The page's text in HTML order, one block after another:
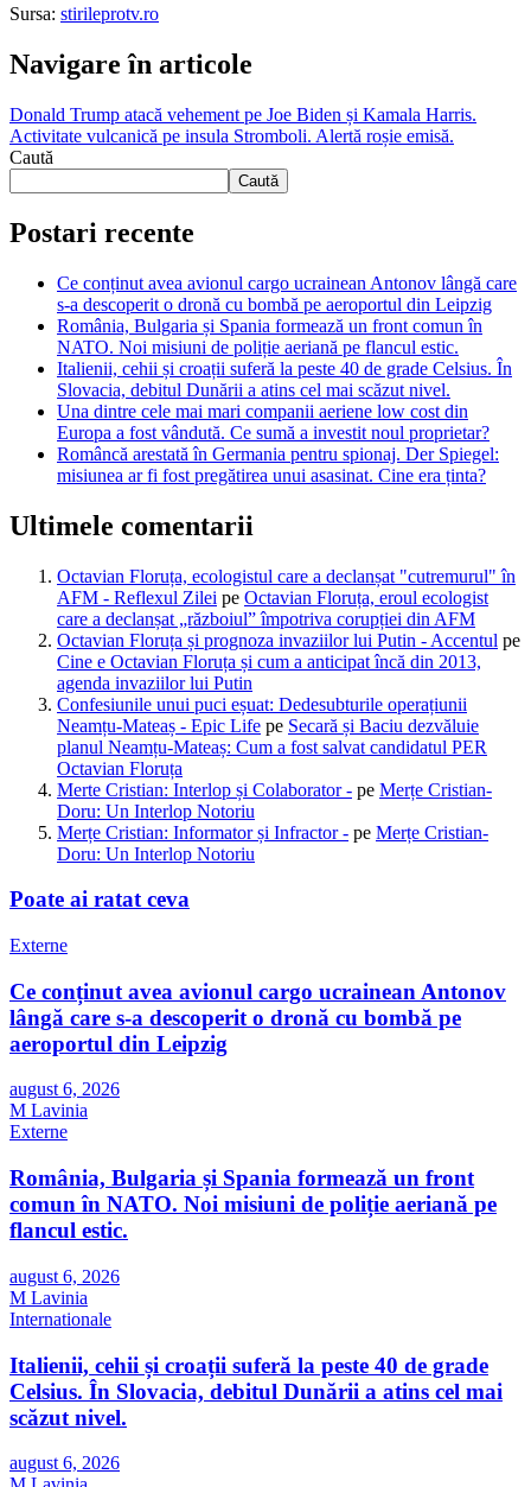
Sursa: stirileprotv.ro
Navigare în articole
Donald Trump atacă vehement pe Joe Biden și Kamala Harris.
Activitate vulcanică pe insula Stromboli. Alertă roșie emisă.
Caută
Caută
Postari recente
Ce conținut avea avionul cargo ucrainean Antonov lângă care
s-a descoperit o dronă cu bombă pe aeroportul din Leipzig
România, Bulgaria și Spania formează un front comun în
NATO. Noi misiuni de poliție aeriană pe flancul estic.
Italienii, cehii și croații suferă la peste 40 de grade Celsius. În
Slovacia, debitul Dunării a atins cel mai scăzut nivel.
Una dintre cele mai mari companii aeriene low cost din
Europa a fost vândută. Ce sumă a investit noul proprietar?
Româncă arestată în Germania pentru spionaj. Der Spiegel:
misiunea ar fi fost pregătirea unui asasinat. Cine era ținta?
Ultimele comentarii
Octavian Floruța, ecologistul care a declanșat "cutremurul" în
AFM - Reflexul Zilei pe Octavian Floruța, eroul ecologist
care a declanșat „războiul” împotriva corupției din AFM
Octavian Floruța și prognoza invaziilor lui Putin - Accentul pe
Cine e Octavian Floruța și cum a anticipat încă din 2013,
agenda invaziilor lui Putin
Confesiunile unui puci eșuat: Dedesubturile operațiunii
Neamțu-Mateaș - Epic Life pe Secară și Baciu dezvăluie
planul Neamțu-Mateaș: Cum a fost salvat candidatul PER
Octavian Floruța
Merte Cristian: Interlop și Colaborator - pe Merțe Cristian-
Doru: Un Interlop Notoriu
Merțe Cristian: Informator și Infractor - pe Merțe Cristian-
Doru: Un Interlop Notoriu
Poate ai ratat ceva
Externe
Ce conținut avea avionul cargo ucrainean Antonov
lângă care s-a descoperit o dronă cu bombă pe
aeroportul din Leipzig
august 6, 2026
M Lavinia
Externe
România, Bulgaria și Spania formează un front
comun în NATO. Noi misiuni de poliție aeriană pe
flancul estic.
august 6, 2026
M Lavinia
Internationale
Italienii, cehii și croații suferă la peste 40 de grade
Celsius. În Slovacia, debitul Dunării a atins cel mai
scăzut nivel.
august 6, 2026